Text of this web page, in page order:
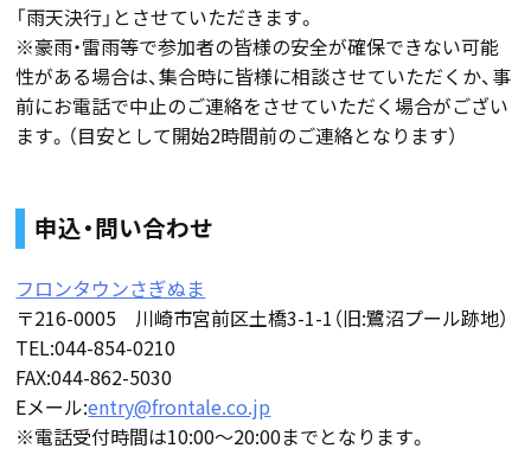
「雨天決行」とさせていただきます。
※豪雨・雷雨等で参加者の皆様の安全が確保できない可能
性がある場合は、集合時に皆様に相談させていただくか、事
前にお電話で中止のご連絡をさせていただく場合がござい
ます。（目安として開始2時間前のご連絡となります）
申込・問い合わせ
フロンタウンさぎぬま
〒216-0005 川崎市宮前区土橋3-1-1（旧:鷺沼プール跡地）
TEL:044-854-0210
FAX:044-862-5030
Eメール:entry@frontale.co.jp
※電話受付時間は10:00〜20:00までとなります。